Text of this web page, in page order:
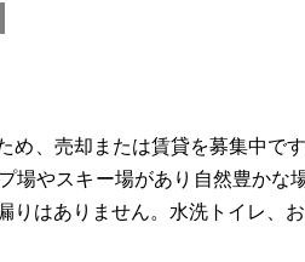
め、売却または賃貸を募集中で
場やスキー場があり自然豊かな
りはありません。水洗トイレ、